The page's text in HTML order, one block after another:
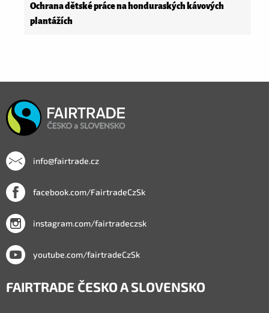
Ochrana dětské práce na honduraských kávových
plantážích
info@fairtrade.cz
facebook.com/FairtradeCzSk
instagram.com/fairtradeczsk
youtube.com/fairtradeCzSk
FAIRTRADE ČESKO A SLOVENSKO